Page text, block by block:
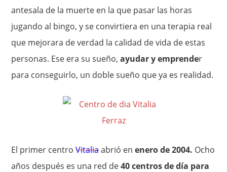
antesala de la muerte en la que pasar las horas
jugando al bingo, y se convirtiera en una terapia real
que mejorara de verdad la calidad de vida de estas
personas. Ese era su sueño,ayudar y emprender
para conseguirlo, un doble sueño que ya es realidad.
El primer centroVitaliaabrió enenero de 2004. Ocho
años después es una red de40 centros de día para